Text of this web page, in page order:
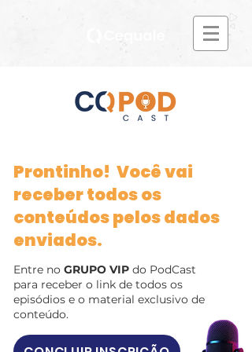
Prontinho! Você vai
receber todos os
conteúdos pelos dados
enviados.
Entre no GRUPO VIP do PodCast
para receber o link de todos os
episódios e o material exclusivo de
conteúdo.